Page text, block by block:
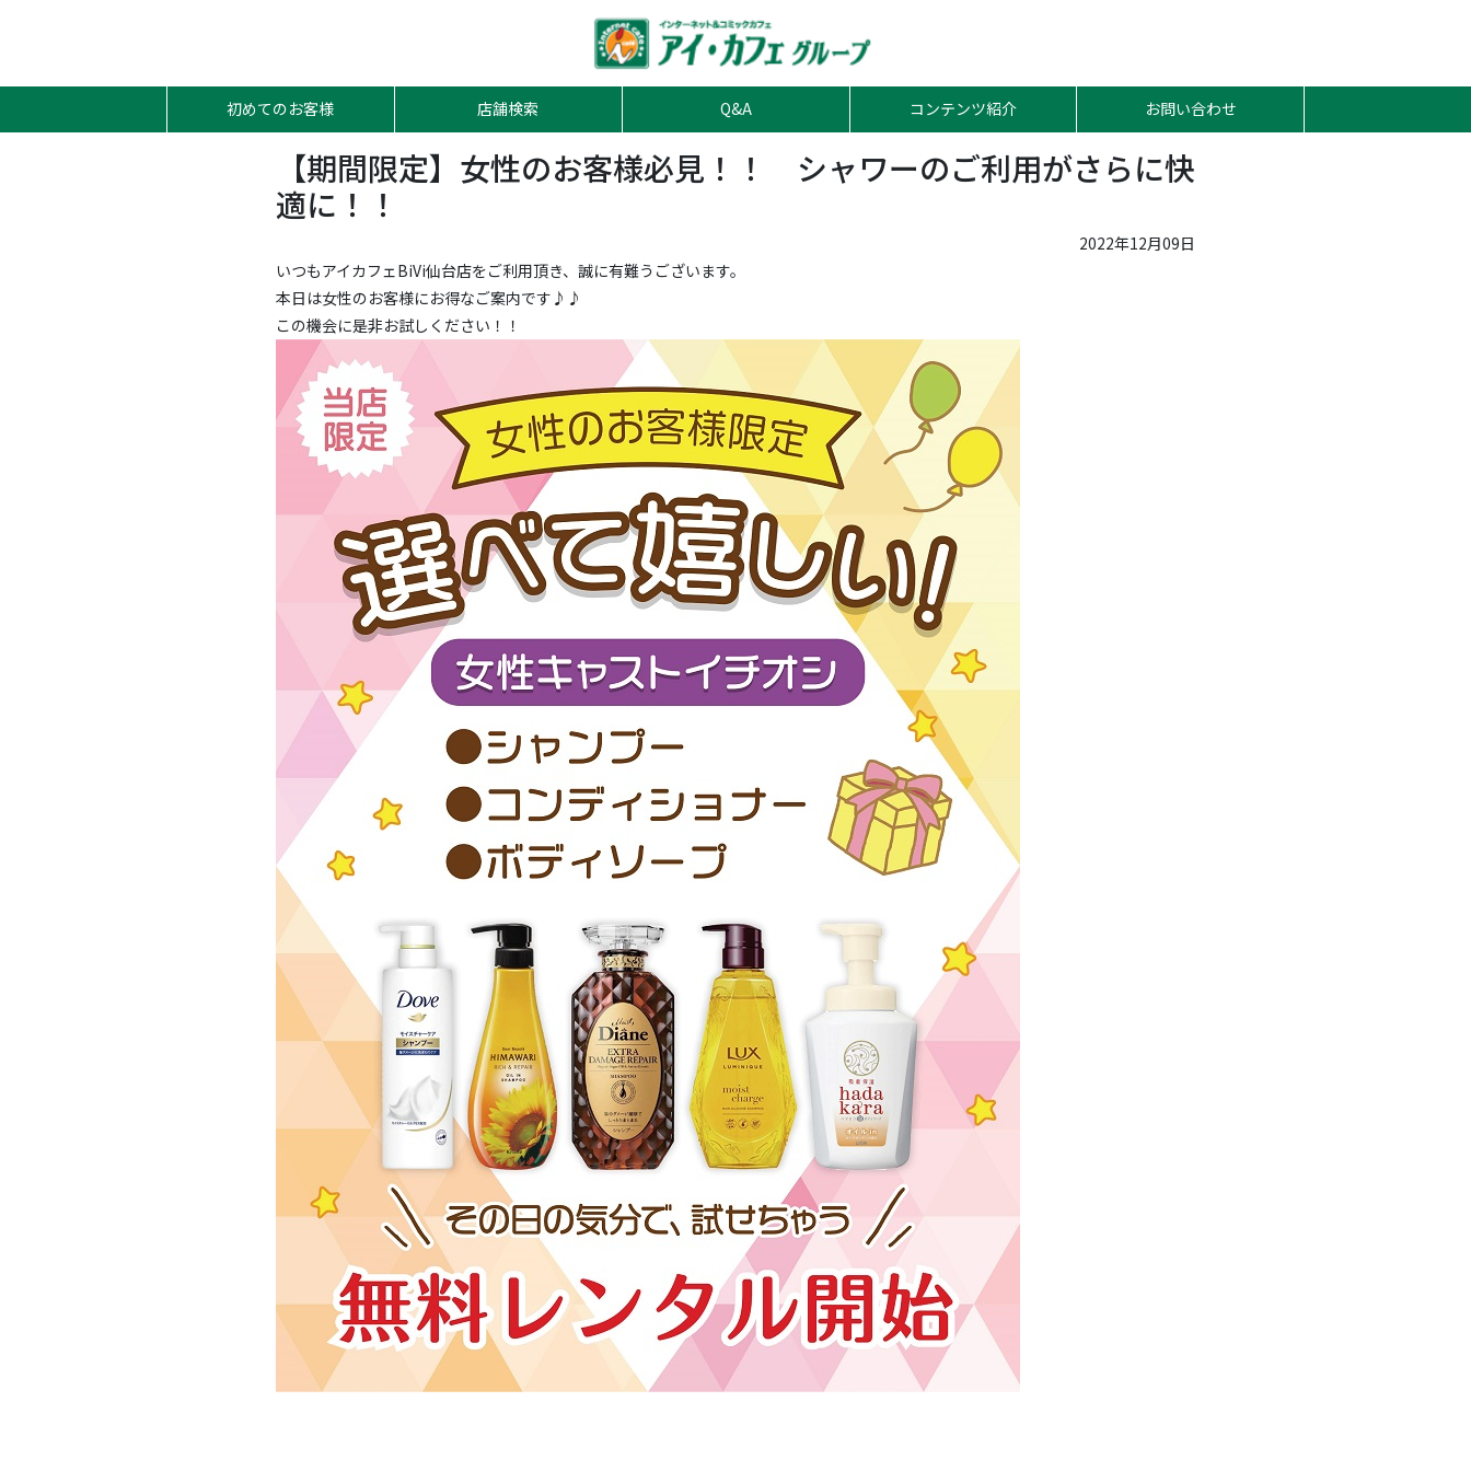
初めてのお客様 店舗検索 Q&A コンテンツ紹介 お問い合わせ
【期間限定】女性のお客様必見！！ シャワーのご利用がさらに快
適に！！
2022年12月09日
いつもアイカフェBiVi仙台店をご利用頂き、誠に有難うございます。
本日は女性のお客様にお得なご案内です♪♪
この機会に是非お試しください！！